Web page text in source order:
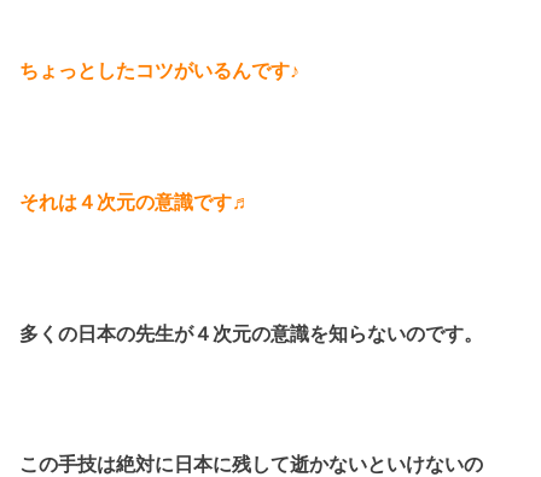
ちょっとしたコツがいるんです♪
それは４次元の意識です♬
多くの日本の先生が４次元の意識を知らないのです。
この手技は絶対に日本に残して逝かないといけないの